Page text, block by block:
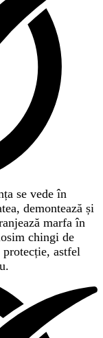
se vede în
demontează și
marfa în
chingi de
astfel